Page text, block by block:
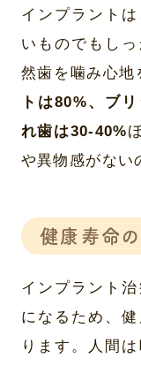
インプラント
いものでもし
然歯を噛み心地
トは80%、ブ
れ歯は30-40%
や異物感がない
健康寿命
インプラント
になるため、
ります。人間